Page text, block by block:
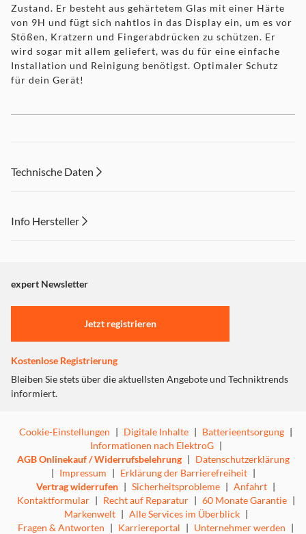
Zustand. Er besteht aus gehärtetem Glas mit einer Härte
von 9H und fügt sich nahtlos in das Display ein, um es vor
Stößen, Kratzern und Fingerabdrücken zu schützen. Er
wird sogar mit allem geliefert, was du für eine einfache
Installation und Reinigung benötigst. Optimaler Schutz
für dein Gerät!
Technische Daten
Info Hersteller
"Marketing".
Einstellungen anpassen
expert Newsletter
Jetzt registrieren
Kostenlose Registrierung
Bleiben Sie stets über die aktuellsten Angebote und Techniktrends
informiert.
Cookie-Einstellungen | Digitale Inhalte | Batterieentsorgung |
Informationen nach ElektroG |
AGB Onlinekauf / Widerrufsbelehrung | Datenschutzerklärung
| Impressum | Erklärung der Barrierefreiheit |
Vertrag widerrufen | Sicherheitsprobleme | Anfahrt |
Kontaktformular | Recht auf Reparatur | 60 Monate Garantie |
Markenwelt | Alle Services im Überblick |
Fragen & Antworten | Karriereportal | Unternehmer werden |